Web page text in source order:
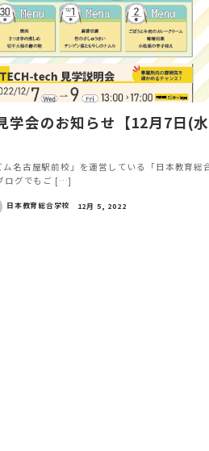
学会のお知らせ【12月7日(
名古屋駅前校」を運営している「日本教育総
ログでもご […]
日本教育総合学校 12月 5, 2022